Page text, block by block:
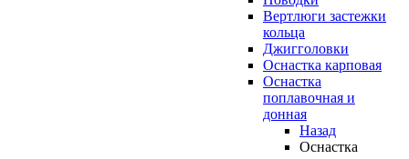
Вертлюги застежки
кольца
Джигголовки
Оснастка карповая
Оснастка
поплавочная и
донная
Назад
Оснастка